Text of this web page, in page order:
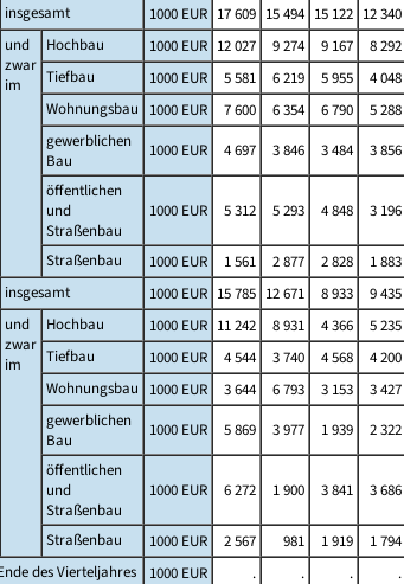
insgesamt 1000 EUR 17 609 15 494 15 122 12 340
und
zwar
im
Hochbau 1000 EUR 12 027 9 274 9 167 8 292
Tiefbau
1000 EUR 5 581 6 219 5 955 4 048
Wohnungsbau
1000 EUR 7 600 6 354 6 790 5 288
gewerblichen
Bau
1000 EUR 4 697 3 846 3 484 3 856
öffentlichen
und
Straßenbau
1000 EUR 5 312 5 293 4 848 3 196
Straßenbau 1000 EUR 1 561 2 877 2 828 1 883
insgesamt 1000 EUR 15 785 12 671 8 933 9 435
und
zwar
im
Hochbau 1000 EUR 11 242 8 931 4 366 5 235
Tiefbau
1000 EUR 4 544 3 740 4 568 4 200
Wohnungsbau
1000 EUR 3 644 6 793 3 153 3 427
gewerblichen
Bau
1000 EUR 5 869 3 977 1 939 2 322
öffentlichen
und
Straßenbau
1000 EUR 6 272 1 900 3 841 3 686
Straßenbau 1000 EUR 2 567 981 1 919 1 794
des Vierteljahres
1000 EUR . . . .